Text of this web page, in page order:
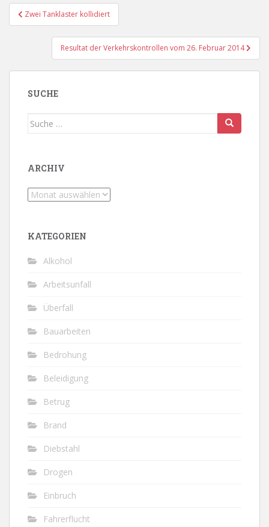
Beitragsnavigation
Zwei Tanklaster kollidiert
Resultat der Verkehrskontrollen vom 26. Februar 2014
SUCHE
Suche
ARCHIV
Archiv
KATEGORIEN
Alkohol
Arbeitsunfall
Überfall
Bauarbeiten
Bedrohung
Beleidigung
Betrug
Brand
Diebstahl
Drogen
Einbruch
Fahrerflucht